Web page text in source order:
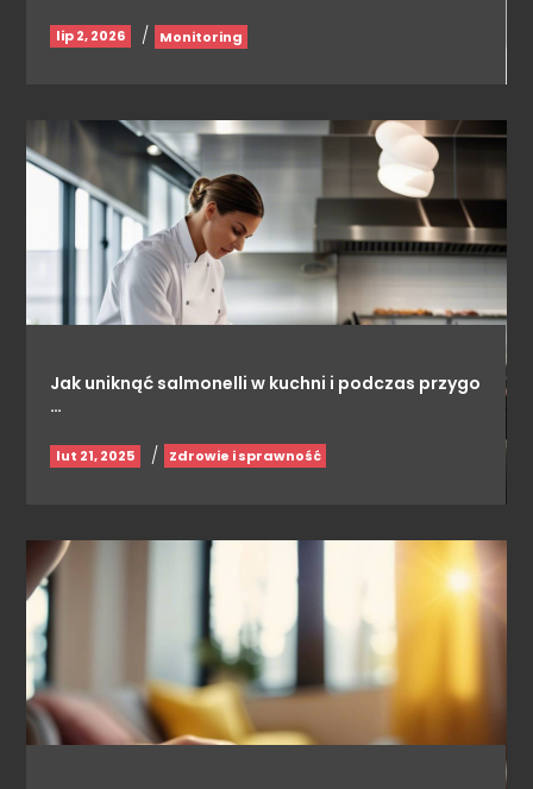
lip 2, 2026 / Monitoring
Jak uniknąć salmonelli w kuchni i podczas przygo
…
lut 21, 2025 / Zdrowie i sprawność